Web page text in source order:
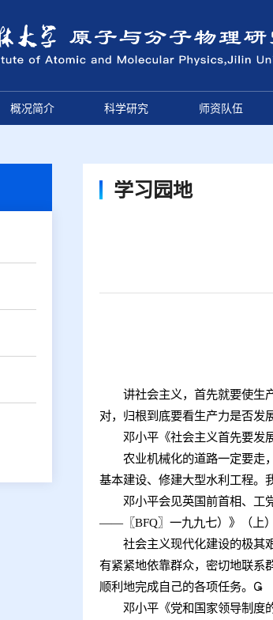
概况简介 科学研究 师资队伍
学习园地
讲社会主义，首先就要使生产
对，归根到底要看生产力是否发
邓小平《社会主义首先要发
农业机械化的道路一定要走，
基本建设、修建大型水利工程。
邓小平会见英国前首相、工
—— 〖BFQ〗一九九七）》（上
社会主义现代化建设的极其艰
有紧紧地依靠群众，密切地联系
顺利地完成自己的各项任务。 
邓小平《党和国家领导制度